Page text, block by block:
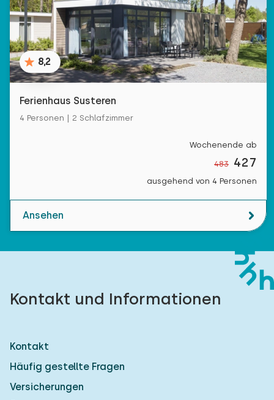
8,2
Ferienhaus Susteren
4 Personen | 2 Schlafzimmer
Wochenende ab
483 427
ausgehend von 4 Personen
Ansehen
Kontakt und Informationen
Kontakt
Häufig gestellte Fragen
Versicherungen